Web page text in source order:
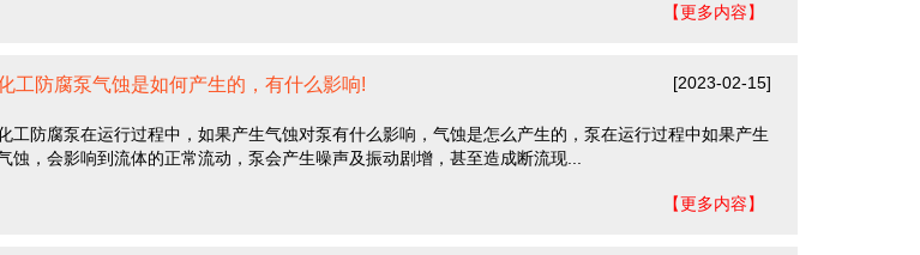
【更多内容】
工防腐泵气蚀是如何产生的，有什么影响! [2023-02-15]
工防腐泵在运行过程中，如果产生气蚀对泵有什么影响，气蚀是怎么产生的，泵在运行过程中如果产生
蚀，会影响到流体的正常流动，泵会产生噪声及振动剧增，甚至造成断流现...
【更多内容】